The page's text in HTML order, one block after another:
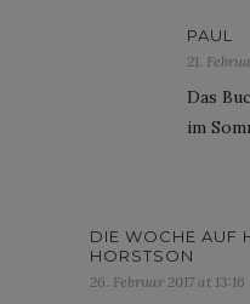
PAUL
21.
Das
im
DIE WOCHE AUF
HORSTSON
26. Februar 2017 at 13:16